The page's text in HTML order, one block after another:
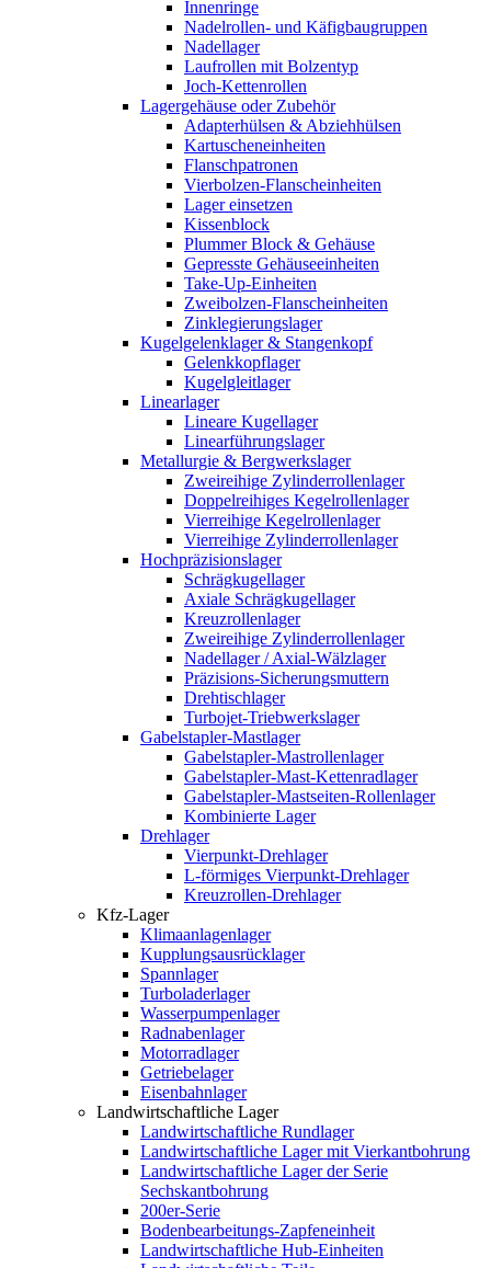
Innenringe
Nadelrollen- und Käfigbaugruppen
Nadellager
Laufrollen mit Bolzentyp
Joch-Kettenrollen
Lagergehäuse oder Zubehör
Adapterhülsen & Abziehhülsen
Kartuscheneinheiten
Flanschpatronen
Vierbolzen-Flanscheinheiten
Lager einsetzen
Kissenblock
Plummer Block & Gehäuse
Gepresste Gehäuseeinheiten
Take-Up-Einheiten
Zweibolzen-Flanscheinheiten
Zinklegierungslager
Kugelgelenklager & Stangenkopf
Gelenkkopflager
Kugelgleitlager
Linearlager
Lineare Kugellager
Linearführungslager
Metallurgie & Bergwerkslager
Zweireihige Zylinderrollenlager
Doppelreihiges Kegelrollenlager
Vierreihige Kegelrollenlager
Vierreihige Zylinderrollenlager
Hochpräzisionslager
Schrägkugellager
Axiale Schrägkugellager
Kreuzrollenlager
Zweireihige Zylinderrollenlager
Nadellager / Axial-Wälzlager
Präzisions-Sicherungsmuttern
Drehtischlager
Turbojet-Triebwerkslager
Gabelstapler-Mastlager
Gabelstapler-Mastrollenlager
Gabelstapler-Mast-Kettenradlager
Gabelstapler-Mastseiten-Rollenlager
Kombinierte Lager
Drehlager
Vierpunkt-Drehlager
L-förmiges Vierpunkt-Drehlager
Kreuzrollen-Drehlager
Kfz-Lager
Klimaanlagenlager
Kupplungsausrücklager
Spannlager
Turboladerlager
Wasserpumpenlager
Radnabenlager
Motorradlager
Getriebelager
Eisenbahnlager
Landwirtschaftliche Lager
Landwirtschaftliche Rundlager
Landwirtschaftliche Lager mit Vierkantbohrung
Landwirtschaftliche Lager der Serie
Sechskantbohrung
200er-Serie
Bodenbearbeitungs-Zapfeneinheit
Landwirtschaftliche Hub-Einheiten